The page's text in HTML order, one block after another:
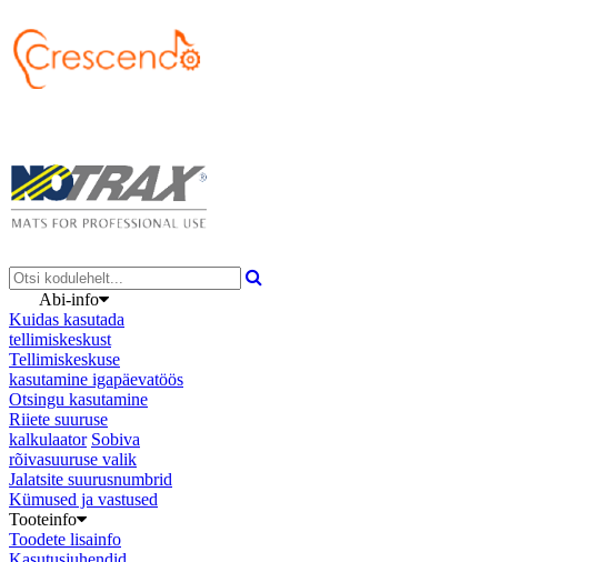
Abi-info
Kuidas kasutada
tellimiskeskust
Tellimiskeskuse
kasutamine igapäevatöös
Otsingu kasutamine
Riiete suuruse
kalkulaator Sobiva
rõivasuuruse valik
Jalatsite suurusnumbrid
Kümused ja vastused
Tooteinfo
Toodete lisainfo